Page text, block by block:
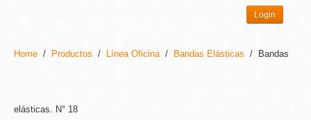
Login
Home / Productos / Línea Oficina/ Bandas Elásticas / Bandas
elásticas. N° 18